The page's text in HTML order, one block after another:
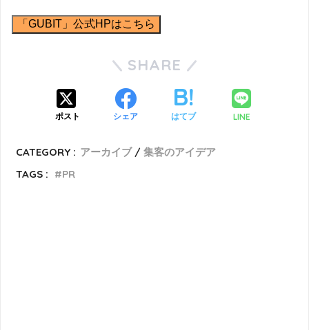
「GUBIT」公式HPはこちら
SHARE
ポスト シェア はてブ LINE
CATEGORY : アーカイブ
集客のアイデア
TAGS :
PR